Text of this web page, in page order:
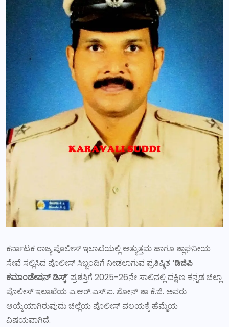
ಕರ್ನಾಟಕ ರಾಜ್ಯ ಪೊಲೀಸ್ ಇಲಾಖೆಯಲ್ಲಿ ಅತ್ಯುತ್ತಮ ಹಾಗೂ ಶ್ಲಾಘನೀಯ
ಸೇವೆ ಸಲ್ಲಿಸಿದ ಪೊಲೀಸ್ ಸಿಬ್ಬಂದಿಗೆ ನೀಡಲಾಗುವ ಪ್ರತಿಷ್ಠಿತ ‘ಡಿಜಿಪಿ
ಕಮಾಂಡೇಷನ್ ಡಿಸ್ಕ್’ ಪ್ರಶಸ್ತಿಗೆ 2025-26ನೇ ಸಾಲಿನಲ್ಲಿ ದಕ್ಷಿಣ ಕನ್ನಡ ಜಿಲ್ಲಾ
ಪೊಲೀಸ್ ಇಲಾಖೆಯ ಎ.ಆರ್.ಎಸ್.ಐ. ಶೋನ್ ಶಾ ಕೆ.ಜಿ. ಅವರು
ಆಯ್ಕೆಯಾಗಿರುವುದು ಜಿಲ್ಲೆಯ ಪೊಲೀಸ್ ವಲಯಕ್ಕೆ ಹೆಮ್ಮೆಯ
ವಿಷಯವಾಗಿದೆ.